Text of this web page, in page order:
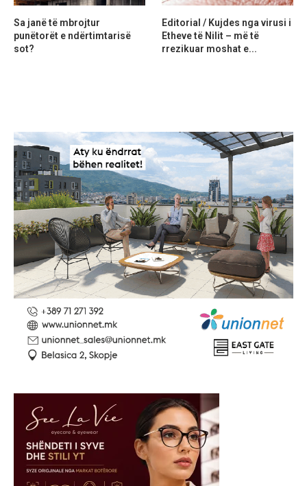
Sa janë të mbrojtur
punëtorët e ndërtimtarisë
sot?
Editorial / Kujdes nga virusi i
Etheve të Nilit – më të
rrezikuar moshat e...